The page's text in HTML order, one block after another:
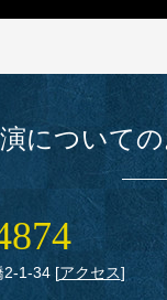
について
[アクセス]